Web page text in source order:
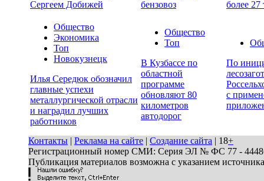
Сергеем Добижей
бензовоз
более 27
Общество
Экономика
Топ
Новокузнецк
Илья Середюк обозначил
главные успехи
металлургической отрасли
и наградил лучших
работников
Общество
Топ
В Кузбассе по
областной
программе
обновляют 80
километров
автодорог
По
с
Контакты | Реклама на сайте | Создание сайта | 18+
Регистрационный номер СМИ: Серия ЭЛ № ФС 77 - 44486
Публикация материалов возможна с указанием